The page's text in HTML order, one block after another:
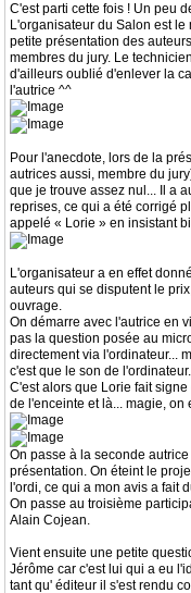
C'est parti cette fois ! Un peu
L'organisateur du Salon est
petite présentation des
membres du jury. Le
d'ailleurs oublié d'enlever la
l'autrice ^^
Pour l'anecdote, lors de la
autrices aussi, membre du
que je trouve assez nul... Il a
reprises, ce qui a été corrigé
appelé « Lorie » en insistant
L'organisateur a en effet
auteurs qui se disputent le
ouvrage.
On démarre avec l'autrice en
pas la question posée au
directement via l'ordinateur...
c'est que le son de
C'est alors que Lorie fait
de l'enceinte et là... magie, on
On passe à la seconde
présentation. On éteint le
l'ordi, ce qui a mon avis a fait
On passe au troisième
Alain Cojean.
Vient ensuite une petite
Jérôme car c'est lui qui a eu
tant qu' éditeur il s'est rendu